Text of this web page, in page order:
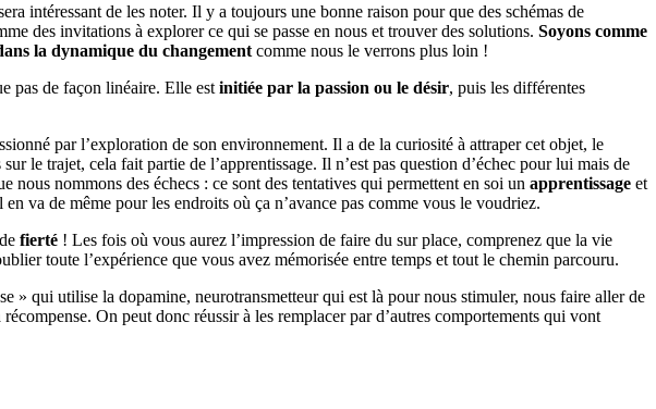
intéressant de les noter. Il y a toujours une bonne raison pour que des schémas de
des invitations à explorer ce qui se passe en nous et trouver des solutions. Soyons comme
la dynamique du changement comme nous le verrons plus loin !
pas de façon linéaire. Elle est initiée par la passion ou le désir, puis les différentes
par l’exploration de son environnement. Il a de la curiosité à attraper cet objet, le
le trajet, cela fait partie de l’apprentissage. Il n’est pas question d’échec pour lui mais de
nommons des échecs : ce sont des tentatives qui permettent en soi un apprentissage et
va de même pour les endroits où ça n’avance pas comme vous le voudriez.
fierté ! Les fois où vous aurez l’impression de faire du sur place, comprenez que la vie
toute l’expérience que vous avez mémorisée entre temps et tout le chemin parcouru.
» qui utilise la dopamine, neurotransmetteur qui est là pour nous stimuler, nous faire aller de
On peut donc réussir à les remplacer par d’autres comportements qui vont